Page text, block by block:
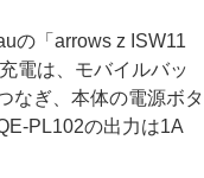
の「arrows z ISW11
電は、モバイルバッ
なぎ、本体の電源ボタ
PL102の出力は1A